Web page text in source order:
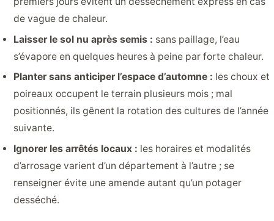
de vague de chaleur.
Laisser le sol nu après semis : sans paillage, l’eau
s’évapore en quelques heures à peine par forte chaleur.
Planter sans anticiper l’espace d’automne : les choux et
poireaux occupent le terrain plusieurs mois ; mal
positionnés, ils gênent la rotation des cultures de l’année
suivante.
Ignorer les arrêtés locaux : les horaires et modalités
d’arrosage varient d’un département à l’autre ; se
renseigner évite une amende autant qu’un potager
desséché.